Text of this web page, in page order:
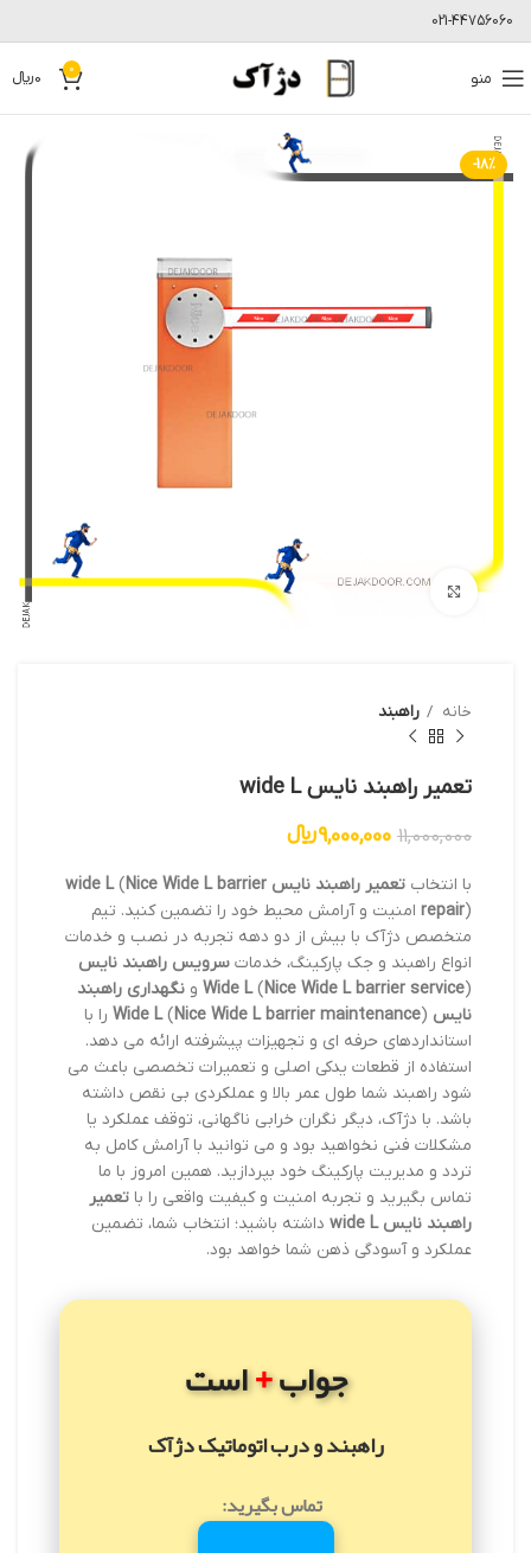
021-44756060
منو 0
0﷼
-18%
بزرگنمایی تصویر
خانه راهبند
تعمیر راهبند نایس wide L
11,000,000
9,000,000﷼
با انتخاب تعمیر راهبند نایس wide L (Nice Wide L barrier
repair ) امنیت و آرامش محیط خود را تضمین کنید. تیم
متخصص دژآک با بیش از دو دهه تجربه در نصب و خدمات
انواع راهبند و جک پارکینگ، خدمات سرویس راهبند نایس
Wide L(Nice Wide L barrier service) و
نگهداری راهبند
نایس Wide L
(Nice Wide L barrier maintenance
) را با
استانداردهای حرفه ای و تجهیزات پیشرفته ارائه می دهد.
استفاده از قطعات یدکی اصلی و تعمیرات تخصصی باعث می
شود راهبند شما طول عمر بالا و عملکردی بی نقص داشته
باشد. با دژآک، دیگر نگران خرابی ناگهانی، توقف عملکرد یا
مشکلات فنی نخواهید بود و می توانید با آرامش کامل به
تردد و مدیریت پارکینگ خود بپردازید. همین امروز با ما
تماس بگیرید و تجربه امنیت و کیفیت واقعی را با تعمیر
راهبند نایس wide L
داشته باشید؛ انتخاب شما، تضمین
عملکرد و آسودگی ذهن شما خواهد بود.
جواب+است
راهبند و درب اتوماتیک دژآک
تماس بگیرید: